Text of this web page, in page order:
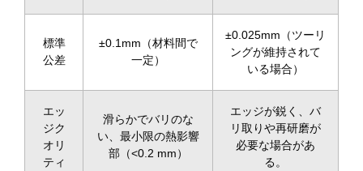
標準
公差
±0.1mm（材料間で
一定）
±0.025mm（ツーリ
ングが維持されて
いる場合）
エッ
ジク
オリ
ティ
滑らかでバリのな
い、最小限の熱影響
部（<0.2 mm）
エッジが鋭く、バ
リ取りや再研磨が
必要な場合があ
る。